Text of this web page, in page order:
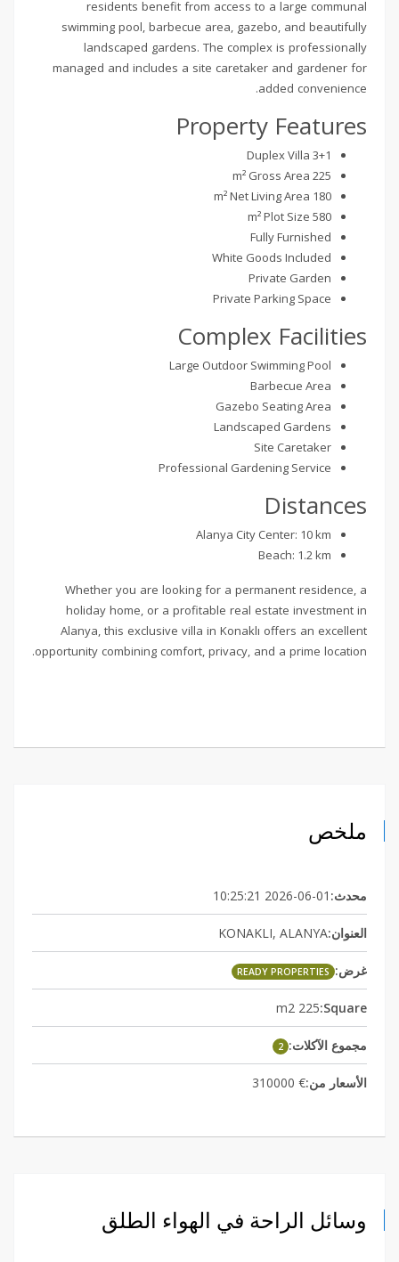
residents benefit from access to a large communal
swimming pool, barbecue area, gazebo, and beautifully
landscaped gardens. The complex is professionally
managed and includes a site caretaker and gardener for
added convenience.
Property Features
3+1 Duplex Villa
225 m² Gross Area
180 m² Net Living Area
580 m² Plot Size
Fully Furnished
White Goods Included
Private Garden
Private Parking Space
Complex Facilities
Large Outdoor Swimming Pool
Barbecue Area
Gazebo Seating Area
Landscaped Gardens
Site Caretaker
Professional Gardening Service
Distances
Alanya City Center: 10 km
Beach: 1.2 km
Whether you are looking for a permanent residence, a
holiday home, or a profitable real estate investment in
Alanya, this exclusive villa in Konaklı offers an excellent
opportunity combining comfort, privacy, and a prime location.
ملخص
محدث: 2026-06-01 10:25:21
العنوان:KONAKLI, ALANYA
غرض: READY PROPERTIES
Square:
225 m2
مجموع الآكلات: 2
الأسعار من:€ 310000
وسائل الراحة في الهواء الطلق